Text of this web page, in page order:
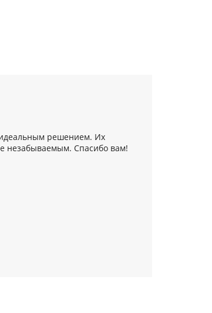
решением. Их
незабываемым. Спасибо вам!